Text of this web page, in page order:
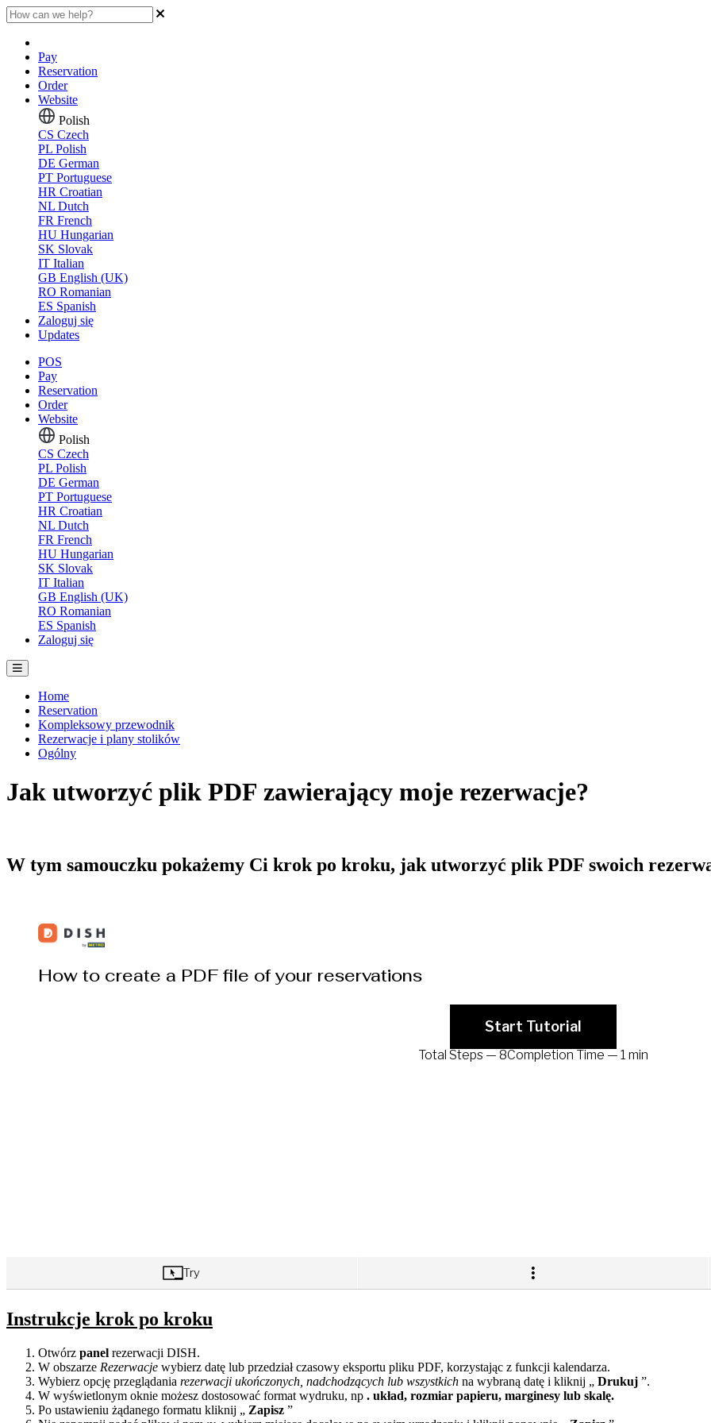
Pay
Reservation
Order
Website
Polish
CS Czech
PL Polish
DE German
PT Portuguese
HR Croatian
NL Dutch
FR French
HU Hungarian
SK Slovak
IT Italian
GB English (UK)
RO Romanian
ES Spanish
Zaloguj się
Updates
POS
Pay
Reservation
Order
Website
Polish
CS Czech
PL Polish
DE German
PT Portuguese
HR Croatian
NL Dutch
FR French
HU Hungarian
SK Slovak
IT Italian
GB English (UK)
RO Romanian
ES Spanish
Zaloguj się
Home
Reservation
Kompleksowy przewodnik
Rezerwacje i plany stolików
Ogólny
Jak utworzyć plik PDF zawierający moje rezerwacje?
W tym samouczku pokażemy Ci krok po kroku, jak utworzyć plik PDF swoich
Instrukcje krok po kroku
Otwórz panel rezerwacji DISH.
W obszarze Rezerwacje wybierz datę lub przedział czasowy eksportu pliku PDF, korzystając z funkcji kalendarza.
Wybierz opcję przeglądania rezerwacji ukończonych, nadchodzących lub wszystkich na wybraną datę i kliknij „ Drukuj ”.
W wyświetlonym oknie możesz dostosować format wydruku, np . układ, rozmiar papieru, marginesy lub skalę.
Po ustawieniu żądanego formatu kliknij „ Zapisz ”